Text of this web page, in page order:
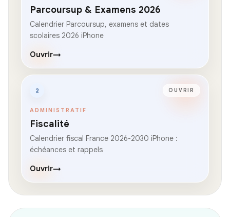
Parcoursup & Examens 2026
Calendrier Parcoursup, examens et dates
scolaires 2026 iPhone
Ouvrir→
2 OUVRIR
ADMINISTRATIF
Fiscalité
Calendrier fiscal France 2026-2030 iPhone :
échéances et rappels
Ouvrir→